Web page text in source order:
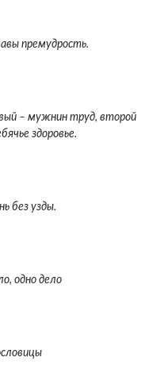
премудрость.
– мужнин труд, второй
здоровье.
без узды.
одно дело